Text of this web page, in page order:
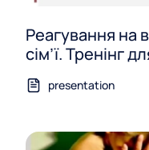
Реагування на
сім’ї. Тренінг
presentation